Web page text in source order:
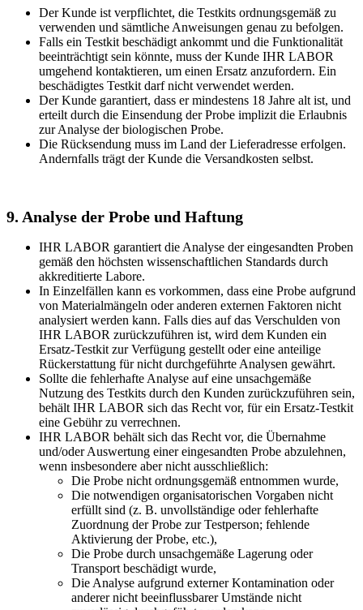
Der Kunde ist verpflichtet, die Testkits ordnungsgemäß zu
verwenden und sämtliche Anweisungen genau zu befolgen.
Falls ein Testkit beschädigt ankommt und die Funktionalität
beeinträchtigt sein könnte, muss der Kunde IHR LABOR
umgehend kontaktieren, um einen Ersatz anzufordern. Ein
beschädigtes Testkit darf nicht verwendet werden.
Der Kunde garantiert, dass er mindestens 18 Jahre alt ist, und
erteilt durch die Einsendung der Probe implizit die Erlaubnis
zur Analyse der biologischen Probe.
Die Rücksendung muss im Land der Lieferadresse erfolgen.
Andernfalls trägt der Kunde die Versandkosten selbst.
9. Analyse der Probe und Haftung
IHR LABOR garantiert die Analyse der eingesandten Proben
gemäß den höchsten wissenschaftlichen Standards durch
akkreditierte Labore.
In Einzelfällen kann es vorkommen, dass eine Probe aufgrund
von Materialmängeln oder anderen externen Faktoren nicht
analysiert werden kann. Falls dies auf das Verschulden von
IHR LABOR zurückzuführen ist, wird dem Kunden ein
Ersatz-Testkit zur Verfügung gestellt oder eine anteilige
Rückerstattung für nicht durchgeführte Analysen gewährt.
Sollte die fehlerhafte Analyse auf eine unsachgemäße
Nutzung des Testkits durch den Kunden zurückzuführen sein,
behält IHR LABOR sich das Recht vor, für ein Ersatz-Testkit
eine Gebühr zu verrechnen.
IHR LABOR behält sich das Recht vor, die Übernahme
und/oder Auswertung einer eingesandten Probe abzulehnen,
wenn insbesondere aber nicht ausschließlich:
Die Probe nicht ordnungsgemäß entnommen wurde,
Die notwendigen organisatorischen Vorgaben nicht
erfüllt sind (z. B. unvollständige oder fehlerhafte
Zuordnung der Probe zur Testperson; fehlende
Aktivierung der Probe, etc.),
Die Probe durch unsachgemäße Lagerung oder
Transport beschädigt wurde,
Die Analyse aufgrund externer Kontamination oder
anderer nicht beeinflussbarer Umstände nicht